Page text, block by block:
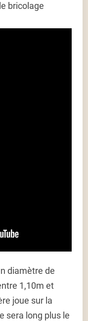
bricolage
diamètre de
1,10m et
joue sur la
sera long plus le